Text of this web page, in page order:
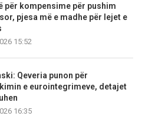
për kompensime për pushim
pjesa më e madhe për lejet e
15:52
Qeveria punon për
e eurointegrimeve, detajet
16:35